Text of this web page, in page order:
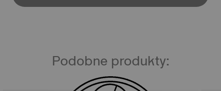
Podobne produkty: